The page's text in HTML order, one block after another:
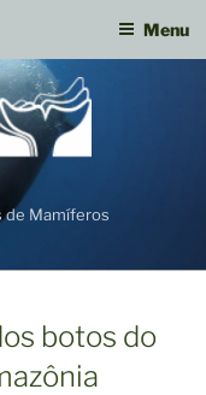
de Mamíferos
Menu
botos do